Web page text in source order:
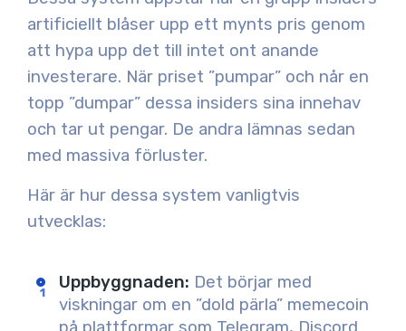
artificiellt blåser upp ett mynts pris genom
att hypa upp det till intet ont anande
investerare. När priset ”pumpar” och når en
topp ”dumpar” dessa insiders sina innehav
och tar ut pengar. De andra lämnas sedan
med massiva förluster.
Här är hur dessa system vanligtvis
utvecklas:
Uppbyggnaden: Det börjar med
viskningar om en ”dold pärla” memecoin